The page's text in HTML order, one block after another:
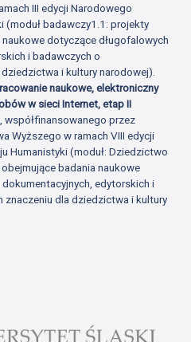
III edycji Narodowego
(moduł badawczy1.1: projekty
dotyczące długofalowych
i badawczych o
i kultury narodowej).
naukowe, elektroniczny
w sieci Internet, etap II
przez
Wyższego w ramach VIII edycji
Humanistyki (moduł: Dziedzictwo
badania naukowe
edytorskich i
znaczeniu dla dziedzictwa i kultury